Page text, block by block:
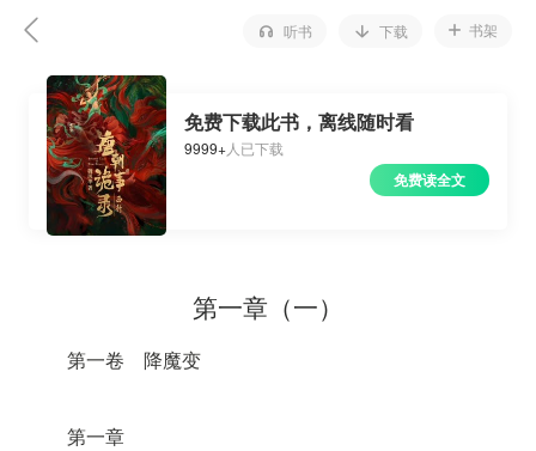
听书 下载 书架
免费下载此书，离线随时看
9999+人已下载
免费读全文
第一章（一）
第一卷 降魔变
第一章